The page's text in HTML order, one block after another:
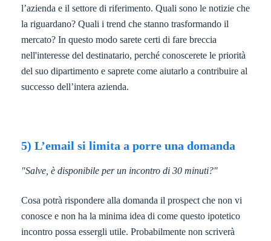
l’azienda e il settore di riferimento. Quali sono le notizie che
la riguardano? Quali i trend che stanno trasformando il
mercato? In questo modo sarete certi di fare breccia
nell'interesse del destinatario, perché conoscerete le priorità
del suo dipartimento e saprete come aiutarlo a contribuire al
successo dell’intera azienda.
5) L’email si limita a porre una domanda
"Salve, è disponibile per un incontro di 30 minuti?"
Cosa potrà rispondere alla domanda il prospect che non vi
conosce e non ha la minima idea di come questo ipotetico
incontro possa essergli utile. Probabilmente non scriverà